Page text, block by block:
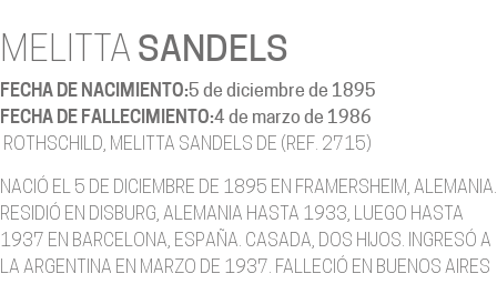
MELITTA SANDELS
FECHA DE NACIMIENTO:5 de diciembre de 1895
FECHA DE FALLECIMIENTO:4 de marzo de 1986
ROTHSCHILD, MELITTA SANDELS DE (REF. 2715)
NACIÓ EL 5 DE DICIEMBRE DE 1895 EN FRAMERSHEIM, ALEMANIA.
RESIDIÓ EN DISBURG, ALEMANIA HASTA 1933, LUEGO HASTA
1937 EN BARCELONA, ESPAÑA. CASADA, DOS HIJOS. INGRESÓ A
LA ARGENTINA EN MARZO DE 1937. FALLECIÓ EN BUENOS AIRES